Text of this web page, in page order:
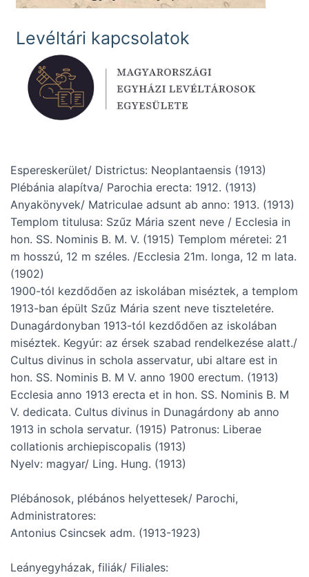
Levéltári kapcsolatok
Espereskerület/ Districtus: Neoplantaensis (1913)
Plébánia alapítva/ Parochia erecta: 1912. (1913)
Anyakönyvek/ Matriculae adsunt ab anno: 1913. (1913)
Templom titulusa: Szűz Mária szent neve / Ecclesia in
hon. SS. Nominis B. M. V. (1915) Templom méretei: 21
m hosszú, 12 m széles. /Ecclesia 21m. longa, 12 m lata.
(1902)
1900-tól kezdődően az iskolában miséztek, a templom
1913-ban épült Szűz Mária szent neve tiszteletére.
Dunagárdonyban 1913-tól kezdődően az iskolában
miséztek. Kegyúr: az érsek szabad rendelkezése alatt./
Cultus divinus in schola asservatur, ubi altare est in
hon. SS. Nominis B. M V. anno 1900 erectum. (1913)
Ecclesia anno 1913 erecta et in hon. SS. Nominis B. M
V. dedicata. Cultus divinus in Dunagárdony ab anno
1913 in schola servatur. (1915) Patronus: Liberae
collationis archiepiscopalis (1913)
Nyelv: magyar/ Ling. Hung. (1913)
Plébánosok, plébános helyettesek/ Parochi,
Administratores:
Antonius Csincsek adm. (1913-1923)
Leányegyházak, filiák/ Filiales: